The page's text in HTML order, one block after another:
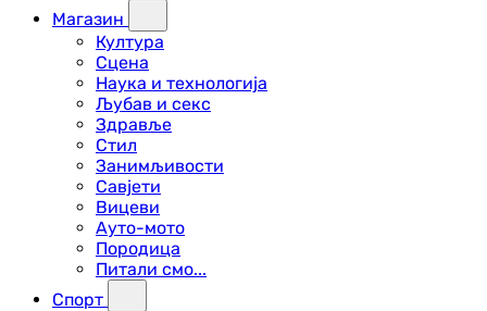
Магазин
Култура
Сцена
Наука и технологија
Љубав и секс
Здравље
Стил
Занимљивости
Савјети
Вицеви
Ауто-мото
Породица
Питали смо...
Спорт